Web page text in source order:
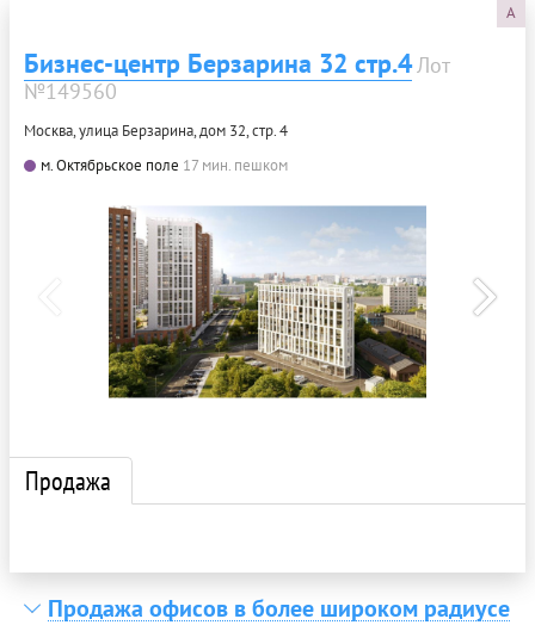
A
Бизнес-центр Берзарина 32 стр.4Лот
№149560
Москва, улица Берзарина, дом 32, стр. 4
м. Октябрьское поле 17 мин. пешком
Продажа
Продажа офисов в более широком радиусе